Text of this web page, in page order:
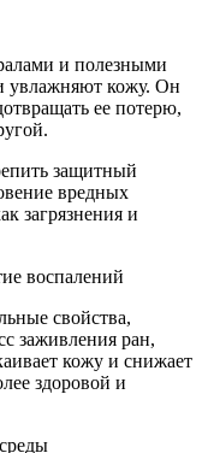
и полезными
увлажняют кожу. Он
ее потерю,
защитный
вредных
загрязнения и
воспалений
свойства,
заживления ран,
кожу и снижает
здоровой и